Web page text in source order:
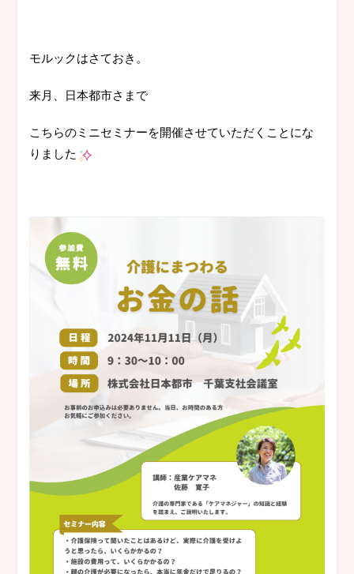
モルックはさておき。
来月、日本都市さまで
こちらのミニセミナーを開催させていただくことにな
りました